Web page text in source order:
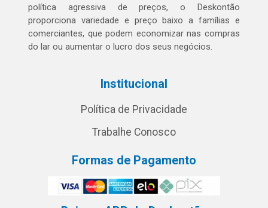
política agressiva de preços, o Deskontão
proporciona variedade e preço baixo a famílias e
comerciantes, que podem economizar nas compras
do lar ou aumentar o lucro dos seus negócios.
Institucional
Política de Privacidade
Trabalhe Conosco
Formas de Pagamento